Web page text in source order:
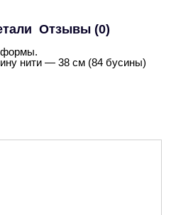
Отзывы (0)
формы.
нити — 38 см (84 бусины)